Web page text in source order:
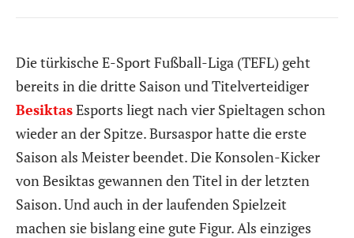
Die türkische E-Sport Fußball-Liga (TEFL) geht
bereits in die dritte Saison und Titelverteidiger
BesiktasEsports liegt nach vier Spieltagen schon
wieder an der Spitze. Bursaspor hatte die erste
Saison als Meister beendet. Die Konsolen-Kicker
von Besiktas gewannen den Titel in der letzten
Saison. Und auch in der laufenden Spielzeit
machen sie bislang eine gute Figur. Als einziges